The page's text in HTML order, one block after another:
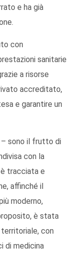
e ha già
con
sanitarie
a risorse
accreditato,
e garantire un
– sono il frutto di
con la
è tracciata e
affinché il
moderno,
è stata
con
di medicina